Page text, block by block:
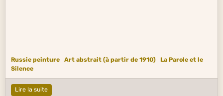
Russie peinture Art abstrait (à partir de 1910)
La Parole et le
Silence
Lire la suite